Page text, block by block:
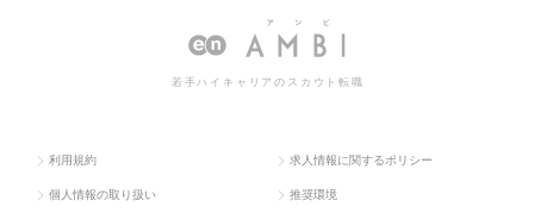
木）
若手ハイキャリアのスカウト転職
利用規約 求人情報に関するポリシー
個人情報の取り扱い 推奨環境